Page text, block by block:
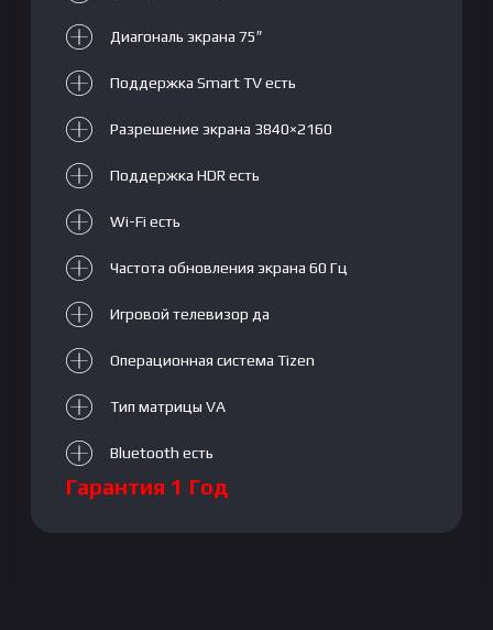
Диагональ экрана 75″
Поддержка Smart TV есть
Разрешение экрана 3840×2160
Поддержка HDR есть
Wi-Fi есть
Частота обновления экрана 60 Гц
Игровой телевизор да
Операционная система Tizen
Тип матрицы VA
Bluetooth есть
Гарантия 1 Год